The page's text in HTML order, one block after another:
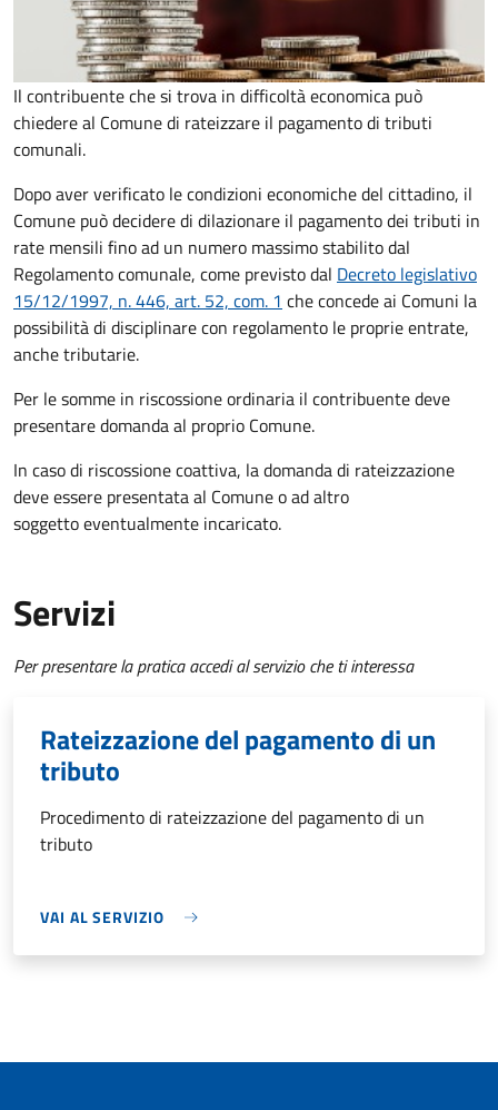
Il contribuente che si trova in difficoltà economica può
chiedere al Comune di rateizzare il pagamento di tributi
comunali.
Dopo aver verificato le condizioni economiche del cittadino, il
Comune può decidere di dilazionare il pagamento dei tributi in
rate mensili fino ad un numero massimo stabilito dal
Regolamento comunale, come previsto dal Decreto legislativo
15/12/1997, n. 446, art. 52, com. 1 che concede ai Comuni la
possibilità di disciplinare con regolamento le proprie entrate,
anche tributarie.
Per le somme in riscossione ordinaria il contribuente deve
presentare domanda al proprio Comune.
In caso di riscossione coattiva, la domanda di rateizzazione
deve essere presentata al Comune o ad altro
soggetto eventualmente incaricato.
Servizi
Per presentare la pratica accedi al servizio che ti interessa
Rateizzazione del pagamento di un
tributo
Procedimento di rateizzazione del pagamento di un
tributo
VAI AL SERVIZIO